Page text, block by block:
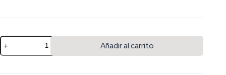
Añadir al carrito